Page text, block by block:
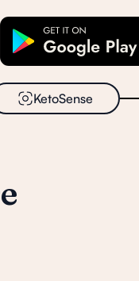
KetoSense